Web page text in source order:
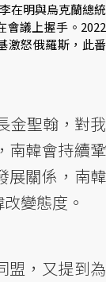
在明與烏克蘭總統
會議上握手。2022
激怒俄羅斯，此番
金聖翰，對我
南韓會持續鞏
展關係，南韓
變態度。
盟，又提到為